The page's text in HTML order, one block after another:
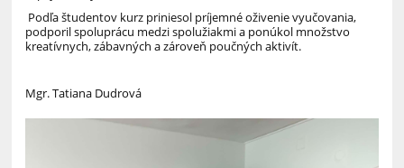
Podľa študentov kurz priniesol príjemné oživenie vyučovania,
podporil spoluprácu medzi spolužiakmi a ponúkol množstvo
kreatívnych, zábavných a zároveň poučných aktivít.
Mgr. Tatiana Dudrová